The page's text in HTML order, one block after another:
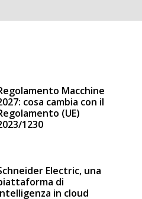
Macchine
cosa cambia con il
(UE)
1230
Electric, una
di
in cloud